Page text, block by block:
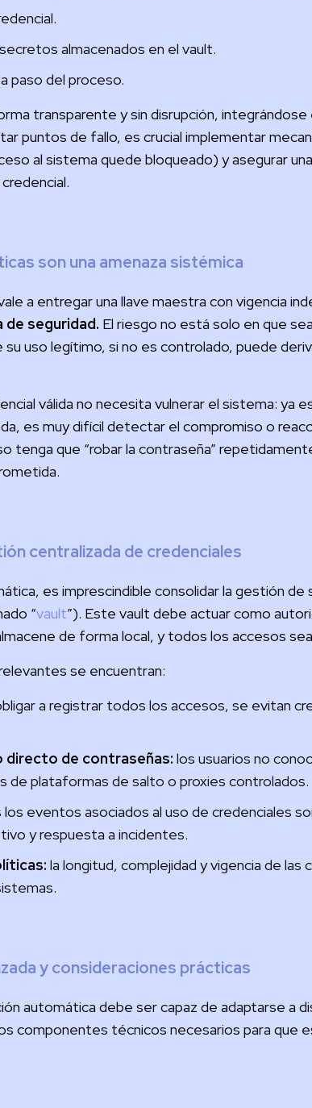
almacenados en el vault.
paso del proceso.
transparente y sin disrupción,
puntos de fallo, es crucial implementar
al sistema quede bloqueado) y asegurar
son una amenaza sistémica
a entregar una llave maestra con vigencia
seguridad. El riesgo no está solo en que
uso legítimo, si no es controlado, puede
válida no necesita vulnerar el sistema: ya
es muy difícil detectar el compromiso o
tenga que “robar la contraseña”
centralizada de credenciales
es imprescindible consolidar la gestión
“vault”). Este vault debe actuar como
de forma local, y todos los accesos
se encuentran:
a registrar todos los accesos, se evitan
directo de contraseñas: los usuarios no
de plataformas de salto o proxies controlados.
eventos asociados al uso de credenciales
y respuesta a incidentes.
la longitud, complejidad y vigencia de
y consideraciones prácticas
automática debe ser capaz de adaptarse a
componentes técnicos necesarios para que